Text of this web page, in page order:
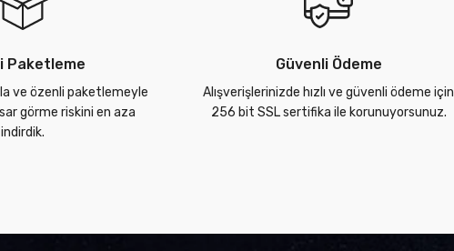
Paketleme
ve özenli paketlemeyle
görme riskini en aza
indirdik.
Güvenli Ödeme
Alışverişlerinizde hızlı ve güvenli ödeme için
256 bit SSL sertifika ile korunuyorsunuz.